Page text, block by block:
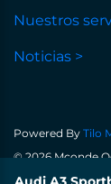
Nuestros
Noticias >
Powered By Tilo
© 2026 Mconde